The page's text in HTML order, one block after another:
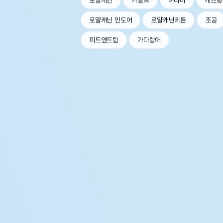
로얄캐닌 인도어 로얄캐닌키튼 조공
피트앤트림 가다랑어